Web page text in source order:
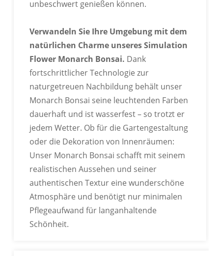
unbeschwert genießen können.
Verwandeln Sie Ihre Umgebung mit dem
natürlichen Charme unseres Simulation
Flower Monarch Bonsai. Dank
fortschrittlicher Technologie zur
naturgetreuen Nachbildung behält unser
Monarch Bonsai seine leuchtenden Farben
dauerhaft und ist wasserfest – so trotzt er
jedem Wetter. Ob für die Gartengestaltung
oder die Dekoration von Innenräumen:
Unser Monarch Bonsai schafft mit seinem
realistischen Aussehen und seiner
authentischen Textur eine wunderschöne
Atmosphäre und benötigt nur minimalen
Pflegeaufwand für langanhaltende
Schönheit.